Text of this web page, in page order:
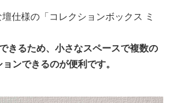
仕様の「コレクションボックス ミ
きるため、小さなスペースで複数の
ンできるのが便利です。